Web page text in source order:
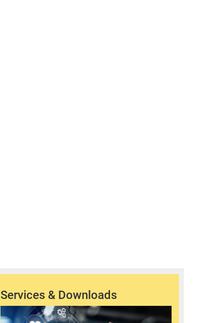
Services & Downloads